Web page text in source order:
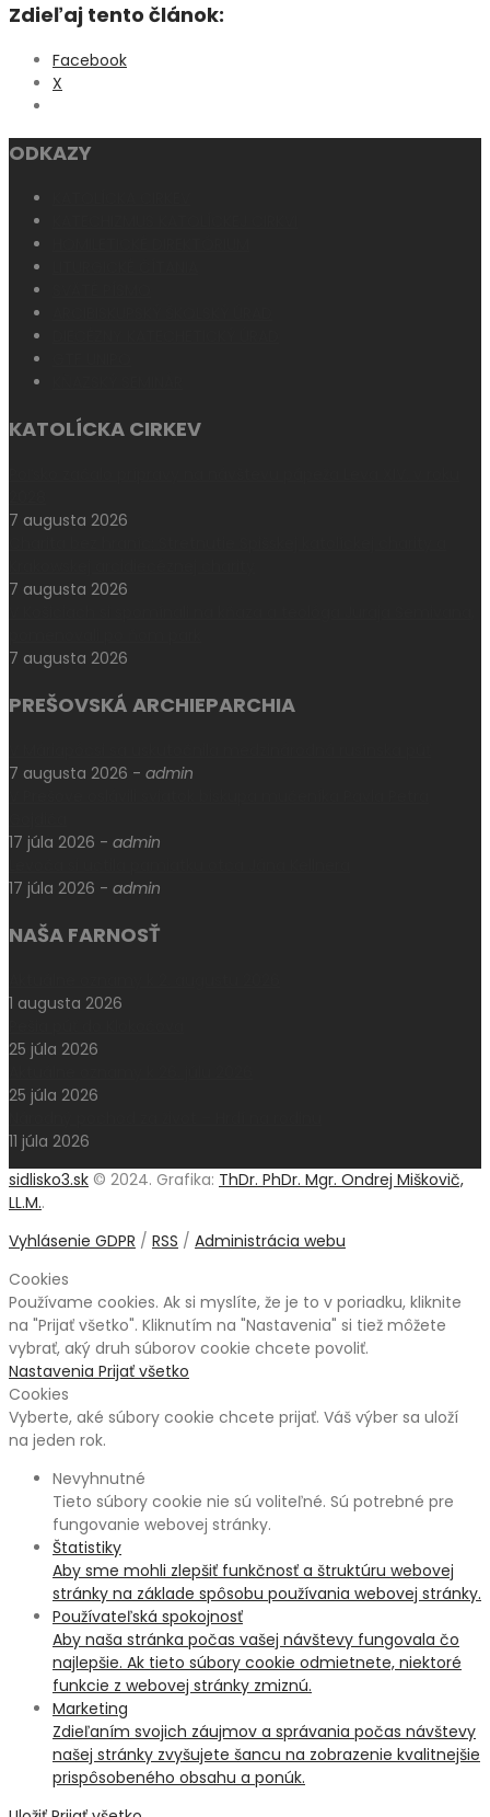
Zdieľaj tento článok:
Facebook
X
ODKAZY
KATOLÍCKA CIRKEV
7 augusta 2026
7 augusta 2026
7 augusta 2026
PREŠOVSKÁ ARCHIEPARCHIA
7 augusta 2026 - admin
17 júla 2026 - admin
17 júla 2026 - admin
NAŠA FARNOSŤ
1 augusta 2026
25 júla 2026
25 júla 2026
11 júla 2026
sidlisko3.sk © 2024. Grafika: ThDr. PhDr. Mgr. Ondrej Miškovič,
LL.M..
Vyhlásenie GDPR / RSS / Administrácia webu
Cookies
Používame cookies. Ak si myslíte, že je to v poriadku, kliknite
na "Prijať všetko". Kliknutím na "Nastavenia" si tiež môžete
vybrať, aký druh súborov cookie chcete povoliť.
Nastavenia Prijať všetko
Cookies
Vyberte, aké súbory cookie chcete prijať. Váš výber sa uloží
na jeden rok.
Nevyhnutné
Tieto súbory cookie nie sú voliteľné. Sú potrebné pre
fungovanie webovej stránky.
Štatistiky
Aby sme mohli zlepšiť funkčnosť a štruktúru webovej
stránky na základe spôsobu používania webovej stránky.
Používateľská spokojnosť
Aby naša stránka počas vašej návštevy fungovala čo
najlepšie. Ak tieto súbory cookie odmietnete, niektoré
funkcie z webovej stránky zmiznú.
Marketing
Zdieľaním svojich záujmov a správania počas návštevy
našej stránky zvyšujete šancu na zobrazenie kvalitnejšie
prispôsobeného obsahu a ponúk.